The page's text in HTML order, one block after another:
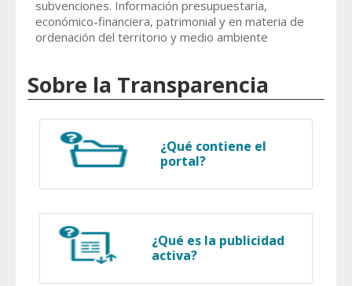
subvenciones. Información presupuestaria,
económico-financiera, patrimonial y en materia de
ordenación del territorio y medio ambiente
Sobre la Transparencia
¿Qué contiene el
portal?
¿Qué es la publicidad
activa?